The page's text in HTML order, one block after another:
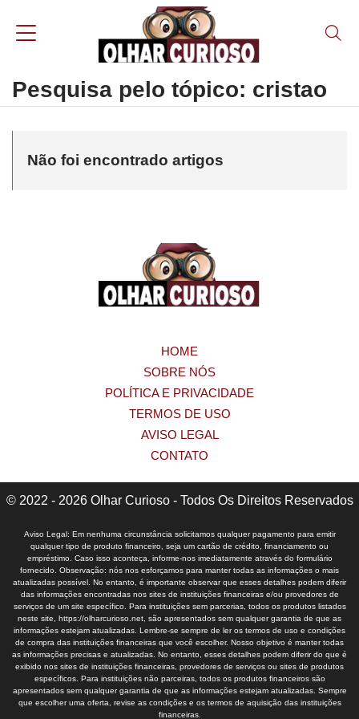
Pesquisa pelo tópico: cristao
Não foi encontrado artigos
HOME
SOBRE NÓS
POLÍTICA E PRIVACIDADE
TERMOS DE USO
AVISO LEGAL
CONTATO
© 2022 - 2026 Olhar Curioso - Todos Os Direitos Reservados
Aviso Legal: Em nenhuma circunstância solicitamos qualquer pagamento para emitir
qualquer tipo de produto financeiro, seja um cartão de crédito, financiamento ou
empréstimo. Caso isso aconteça, informe-nos imediatamente através do formulário
fornecido. Observação: nós nos esforçamos para manter todas as informações o mais
atualizadas possível. No entanto, é importante observar que esses detalhes podem diferir
das informações encontradas nos sites de instituições financeiras e/ou provedores de
serviços de um site específico. Para instituições sem parcerias, todos os produtos listados
neste site, https://olharcurioso.net, são apresentados sem qualquer garantia de que as
informações estejam atualizadas. Lembre-se sempre de ler os termos de uso e condições
de compra das instituições financeiras que você escolher. Nosso objetivo é manter todas
as informações precisas e atualizadas. No entanto, esses detalhes podem diferir do que é
exibido nos sites de instituições financeiras, provedores de serviços ou sites de produtos
específicos. Para instituições não parceiras, todos os produtos financeiros são
apresentados sem qualquer garantia de que as informações estejam atualizadas. Sempre
que escolher uma oferta, revise as condições e os termos de aquisição das instituições
financeiras.